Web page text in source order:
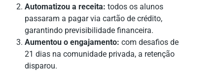
Automatizou a receita: todos os alunos
passaram a pagar via cartão de crédito,
garantindo previsibilidade financeira.
Aumentou o engajamento: com desafios de
21 dias na comunidade privada, a retenção
disparou.